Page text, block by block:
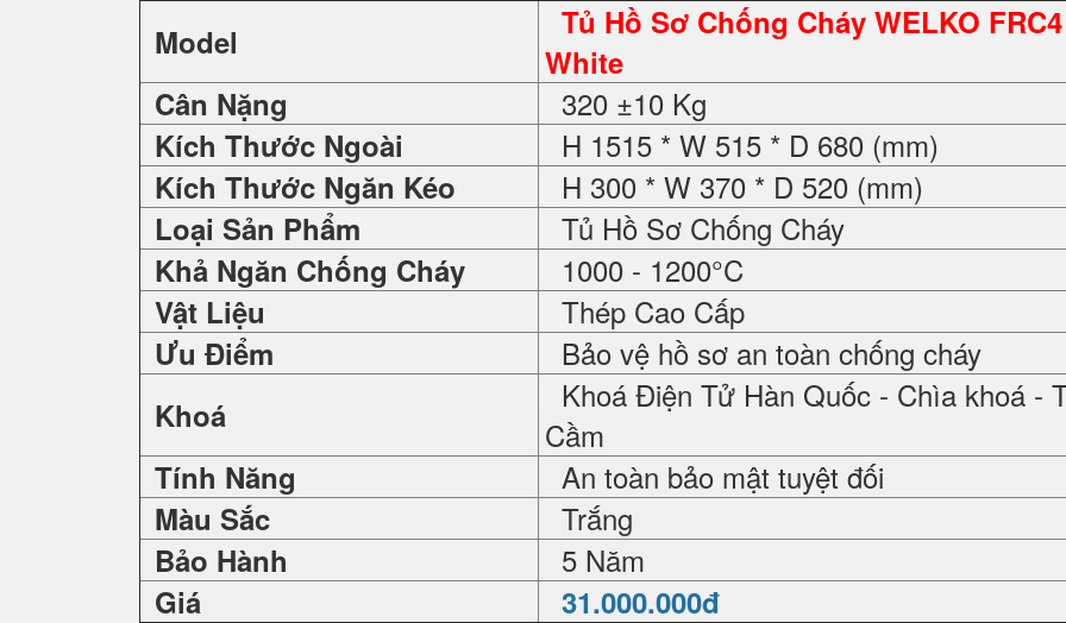
Model
Tủ Hồ Sơ Chống Cháy WELKO
White
Cân Nặng
320 ±10 Kg
Kích Thước Ngoài H 1515 * W 515 * D 680 (mm)
Kích Thước Ngăn Kéo H 300 * W 370 * D 520 (mm)
Loại Sản Phẩm Tủ Hồ Sơ Chống Cháy
Khả Ngăn Chống Cháy 1000 - 1200°C
Vật Liệu Thép Cao Cấp
Ưu Điểm Bảo vệ hồ sơ an toàn chống cháy
Khoá
Khoá Điện Tử Hàn Quốc - Chìa khoá -
Cầm
Tính Năng An toàn bảo mật tuyệt đối
Màu Sắc Trắng
Bảo Hành 5 Năm
Giá 31.000.000đ